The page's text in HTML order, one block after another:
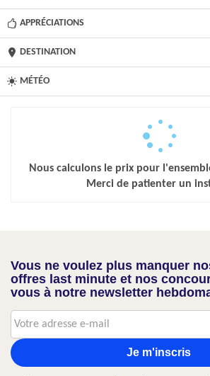
APPRÉCIATIONS
DESTINATION
MÉTÉO
Nous calculons le prix pour
Merci de patienter un
Vous ne voulez plus manquer
offres last minute et nos
vous à notre newsletter
Je m'inscris